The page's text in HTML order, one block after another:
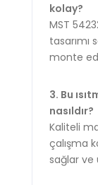
kolay?
MST
tasarımı
monte
3. Bu
nasıldır?
Kaliteli
çalışma
sağlar ve